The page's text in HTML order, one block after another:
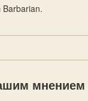
Barbarian.
мнением